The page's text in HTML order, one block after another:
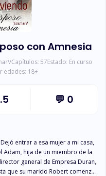
con Amnesia
Capítulos: 57Estado: En curso
edades: 18+
💬 0
entrar a esa mujer a mi casa,
general de Empresa Duran,